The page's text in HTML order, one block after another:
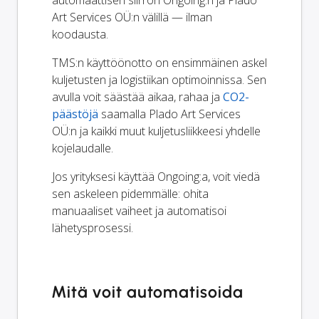
Art Services OÜ:n välillä — ilman
koodausta.
TMS:n käyttöönotto on ensimmäinen askel
kuljetusten ja logistiikan optimoinnissa. Sen
avulla voit säästää aikaa, rahaa ja CO2-
päästöjä saamalla Plado Art Services
OÜ:n ja kaikki muut kuljetusliikkeesi yhdelle
kojelaudalle.
Jos yrityksesi käyttää Ongoing:a, voit viedä
sen askeleen pidemmälle: ohita
manuaaliset vaiheet ja automatisoi
lähetysprosessi.
Mitä voit automatisoida